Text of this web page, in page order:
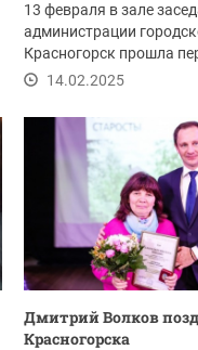
13 февраля в зале
администрации
Красногорск прошла
вновь избранных
14.02.2025
Дмитрий Волков
Красногорска